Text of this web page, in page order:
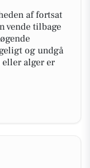
af fortsat
vende tilbage
og undgå
alger er